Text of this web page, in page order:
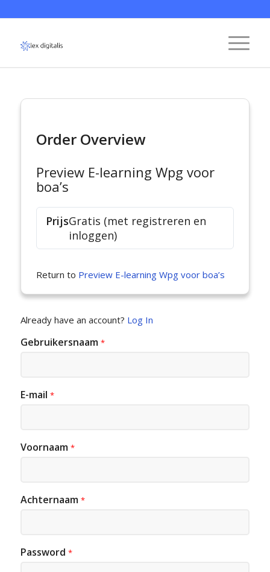
Order Overview
Preview E-learning Wpg voor
boa’s
PrijsGratis (met registreren en
inloggen)
Return to Preview E-learning Wpg voor boa’s
Already have an account? Log In
Gebruikersnaam *
E-mail *
Voornaam *
Achternaam *
Password *